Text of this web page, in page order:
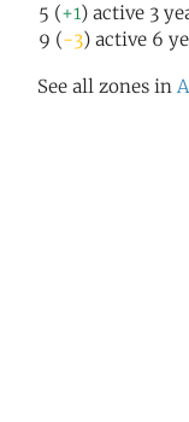
5 (+1) active 3
9 (-3) active 6
See all zones in